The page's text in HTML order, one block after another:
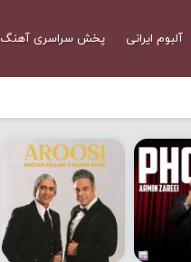
آلبوم ایرانی پخش سراسری آهنگ